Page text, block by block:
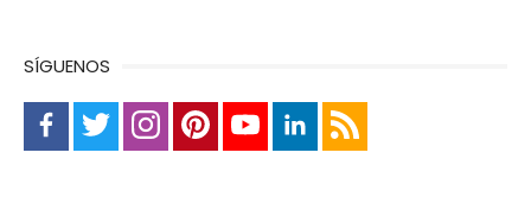
SÍGUENOS